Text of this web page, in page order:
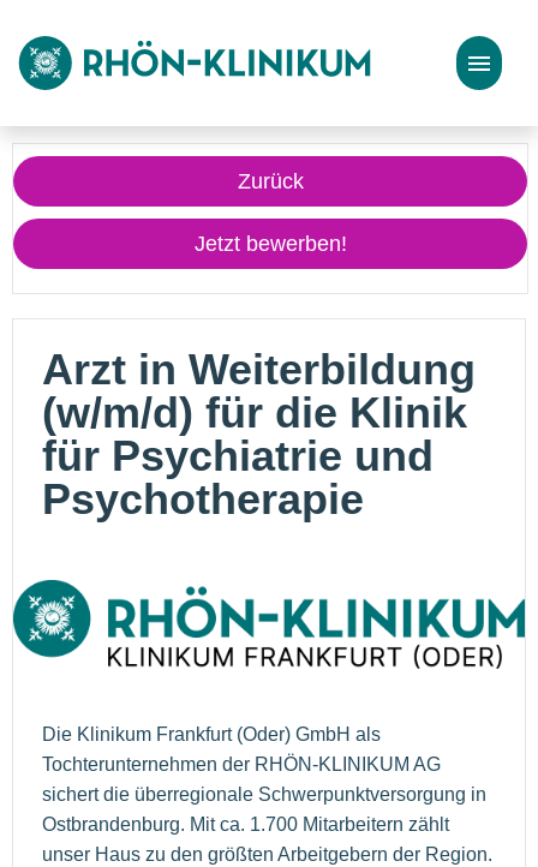
Stellenangebote
Bewerbungstipps
Zurück
Jetzt bewerben!
Arzt in Weiterbildung
(w/m/d) für die Klinik
für Psychiatrie und
Psychotherapie
Die Klinikum Frankfurt (Oder) GmbH als
Tochterunternehmen der RHÖN-KLINIKUM AG
sichert die überregionale Schwerpunktversorgung in
Ostbrandenburg. Mit ca. 1.700 Mitarbeitern zählt
unser Haus zu den größten Arbeitgebern der Region.